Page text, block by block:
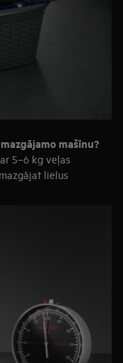
uz ierīces,
priekšējo ielādi.
mašīnu?
5–6 kg veļas
lielus
skaitu, vienkārši